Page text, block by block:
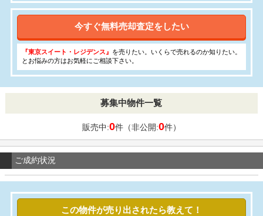
今すぐ無料売却査定をしたい
『東京スイート・レジデンス』 を売りたい。いくらで売れるのか知りたい。
とお悩みの方はお気軽にご相談下さい。
募集中物件一覧
販売中:0件（非公開:0件）
ご成約状況
この物件が売り出されたら教えて！